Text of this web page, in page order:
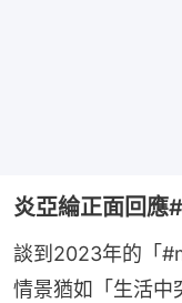
炎亞綸正面回應
談到2023年的「
情景猶如「生活中